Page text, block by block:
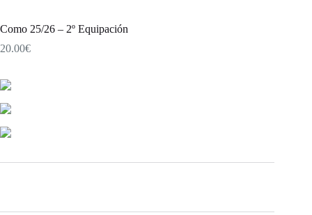
Como 25/26 – 2º Equipación
20.00€